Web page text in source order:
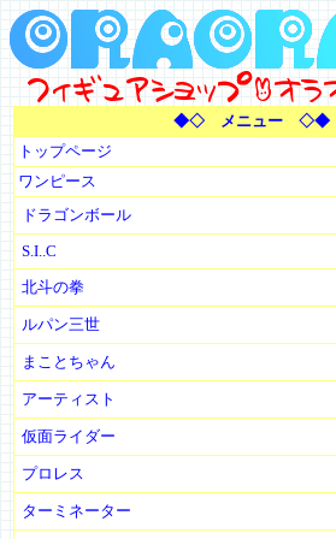
◆◇ メニュー ◇◆
トップページ
ワンピース
ドラゴンボール
S.I..C
北斗の拳
ルパン三世
まことちゃん
アーティスト
仮面ライダー
プロレス
ターミネーター